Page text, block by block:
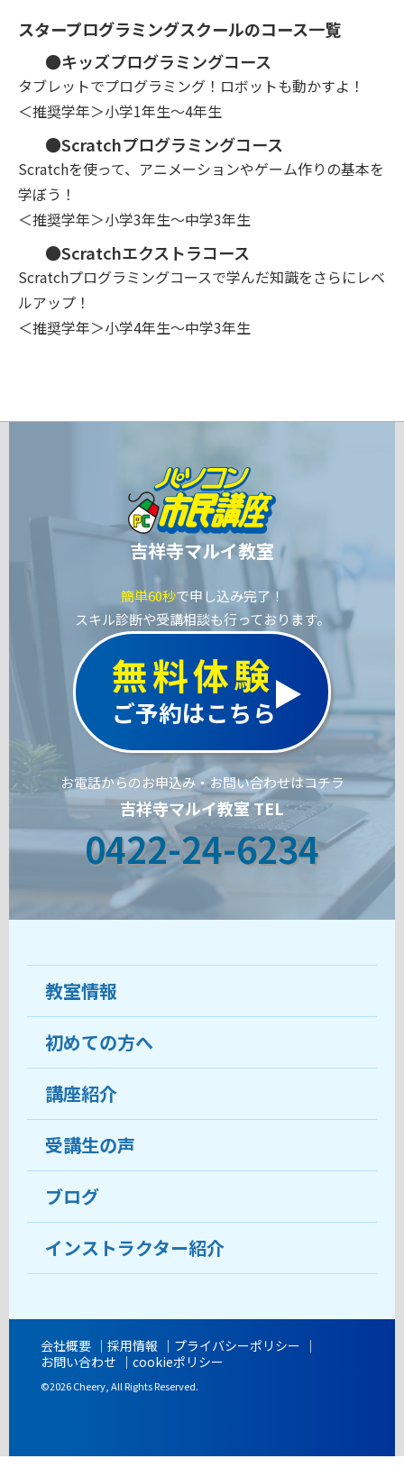
スタープログラミングスクールのコース一覧
●キッズプログラミングコース
タブレットでプログラミング！ロボットも動かすよ！
＜推奨学年＞小学1年生～4年生
●Scratchプログラミングコース
Scratchを使って、アニメーションやゲーム作りの基本を
学ぼう！
＜推奨学年＞小学3年生～中学3年生
●Scratchエクストラコース
Scratchプログラミングコースで学んだ知識をさらにレベ
ルアップ！
＜推奨学年＞小学4年生～中学3年生
吉祥寺マルイ教室
簡単60秒で申し込み完了！
スキル診断や受講相談も行っております。
無料体験
ご予約はこちら
お電話からのお申込み・お問い合わせはコチラ
吉祥寺マルイ教室 TEL
0422-24-6234
教室情報
教室について
受講生の声
おすすめ・人気の講座
目的から講座を探す
教室ブログ
開講時間
初めての方へ
ココがおすすめ
料金
受講までの流れ
よくあるご質問
講座紹介
受講生の声
ブログ
インストラクター紹介
会社概要 採用情報
プライバシーポリシー
お問い合わせ
cookieポリシー
©2026 Cheery, All Rights Reserved.